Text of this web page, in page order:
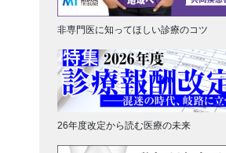
非専門医に知ってほしい診療のコツ
26年度改定から読む医療の未来